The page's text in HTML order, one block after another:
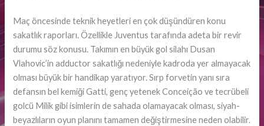
Maç öncesinde teknik heyetleri en çok düşündüren konu
sakatlık raporları. Özellikle Juventus tarafında adeta bir revir
durumu söz konusu. Takımın en büyük gol silahı Dusan
Vlahovic’in adductor sakatlığı nedeniyle kadroda yer almayacak
olması büyük bir handikap yaratıyor. Sırp forvetin yanı sıra
defansın bel kemiği Gatti, genç yetenek Conceição ve tecrübeli
golcü Milik gibi isimlerin de sahada olamayacak olması, siyah-
beyazlıların oyun planını tamamen değiştirmesine neden olabilir.